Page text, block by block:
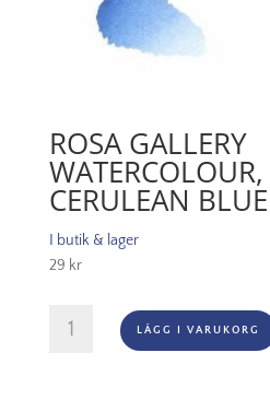
ROSA GALLERY
CERULEAN BLUE
I butik & lager
29 kr
Rosa
Gallery
LÄGG I VARUKORG